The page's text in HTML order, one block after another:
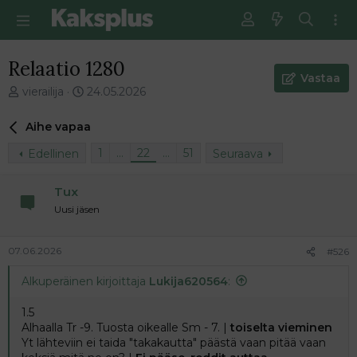
Relaatio 1280
V
e
t
e
t
n
l
t
t
vierailija
E
s
n
e
i
24.05.2026
Vastaa
Aihe vapaa
Edellinen
1 … 22 … 51 Seuraava
Tux
Uusi jäsen
07.06.2026 #526
Alkuperäinen kirjoittaja Lukija620564:
1.5
Alhaalla Tr -9. Tuosta oikealle Sm - 7. | toiselta vieminen
Yt lähteviin ei taida "takakautta" päästä vaan pitää vaan